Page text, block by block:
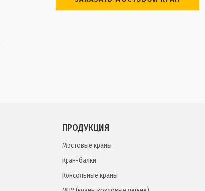
ПРОДУКЦИЯ
Мостовые краны
Кран-балки
Консольные краны